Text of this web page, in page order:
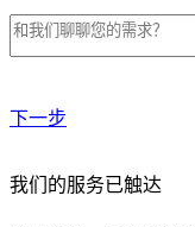
下一步
贵公司预算范围是？
我们的服务已触达